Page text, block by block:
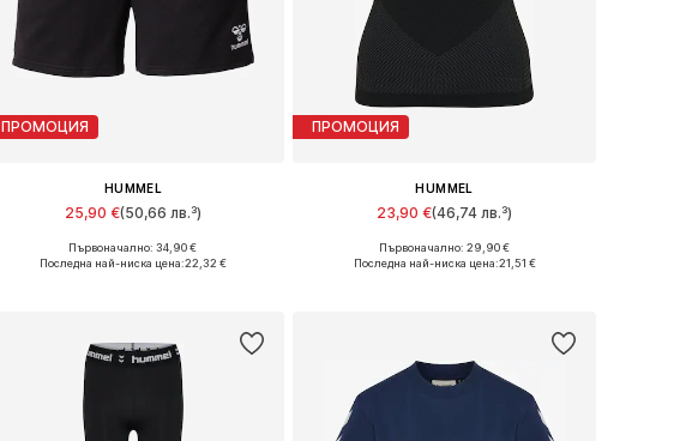
ПРОМОЦИЯ
HUMMEL
25,90 €(50,66 лв.³)
Налични размери: XS, S, M, L, XL
Първоначално: 34,90 €
Последна най-ниска цена:22,32 €
ПРОМОЦИЯ
HUMMEL
23,90 €(46,74 лв.³)
Налични размери: XS-S, M-L, XL-XXL
Първоначално: 29,90 €
Последна най-ниска цена:21,51 €